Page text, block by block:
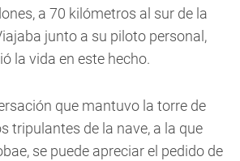
a 70 kilómetros al sur de la
junto a su piloto personal,
la vida en este hecho.
que mantuvo la torre de
tripulantes de la nave, a la que
se puede apreciar el pedido de